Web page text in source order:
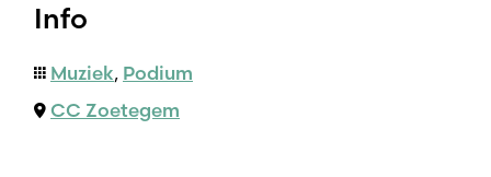
Info
Muziek, Podium
CC Zoetegem